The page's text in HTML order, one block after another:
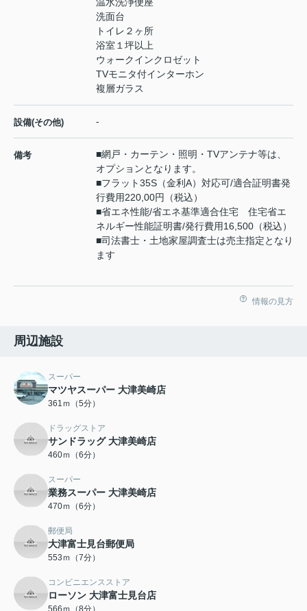
洗面台
トイレ２ヶ所
浴室１坪以上
ウォークインクロゼット
TVモニタ付インターホン
複層ガラス
設備(その他) -
備考
■網戸・カーテン・照明・TVアンテナ等は、
オプションとなります。
■フラット35S（金利A）対応可/適合証明書発
行費用220,00円（税込）
■省エネ性能/省エネ基準適合住宅 住宅省エ
ネルギー性能証明書/発行費用16,500（税込）
■司法書士・土地家屋調査士は売主指定となり
ます
情報の見方
周辺施設
スーパー
マツヤスーパー 大津美崎店
361ｍ（5分）
ドラッグストア
サンドラッグ 大津美崎店
460ｍ（6分）
スーパー
業務スーパー 大津美崎店
470ｍ（6分）
郵便局
大津富士見台郵便局
553ｍ（7分）
コンビニエンスストア
ローソン 大津富士見台店
566ｍ（8分）